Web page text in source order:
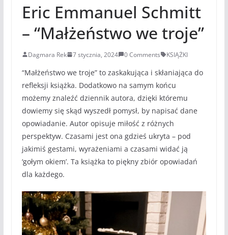
Eric Emmanuel Schmitt
– “Małżeństwo we troje”
Dagmara Rek 7 stycznia, 2024 0 Comments KSIĄŻKI
“Małżeństwo we troje” to zaskakująca i skłaniająca do
refleksji książka. Dodatkowo na samym końcu
możemy znaleźć dziennik autora, dzięki któremu
dowiemy się skąd wyszedł pomysł, by napisać dane
opowiadanie. Autor opisuje miłość z różnych
perspektyw. Czasami jest ona gdzieś ukryta – pod
jakimiś gestami, wyrażeniami a czasami widać ją
‘gołym okiem’. Ta książka to piękny zbiór opowiadań
dla każdego.